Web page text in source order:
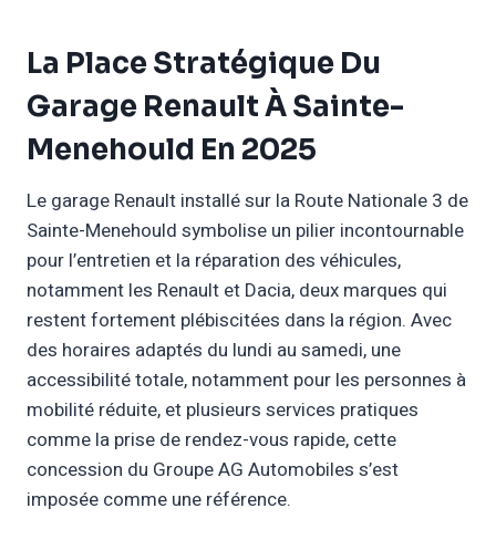
La Place Stratégique Du
Garage Renault À Sainte-
Menehould En 2025
Le garage Renault installé sur la Route Nationale 3 de
Sainte-Menehould symbolise un pilier incontournable
pour l’entretien et la réparation des véhicules,
notamment les Renault et Dacia, deux marques qui
restent fortement plébiscitées dans la région. Avec
des horaires adaptés du lundi au samedi, une
accessibilité totale, notamment pour les personnes à
mobilité réduite, et plusieurs services pratiques
comme la prise de rendez-vous rapide, cette
concession du Groupe AG Automobiles s’est
imposée comme une référence.